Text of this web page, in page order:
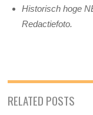
Historisch hoge
Redactiefoto.
RELATED POSTS